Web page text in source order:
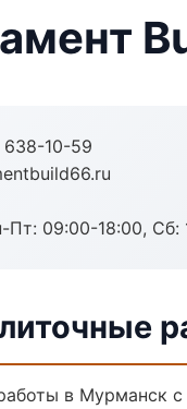
10-59
Пт: 09:00-18:00, Сб:
в Мурманск